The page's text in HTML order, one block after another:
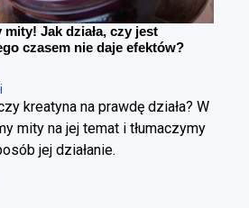
Jak działa, czy jest
czasem nie daje efektów?
kreatyna na prawdę działa? W
mity na jej temat i tłumaczymy
jej działanie.